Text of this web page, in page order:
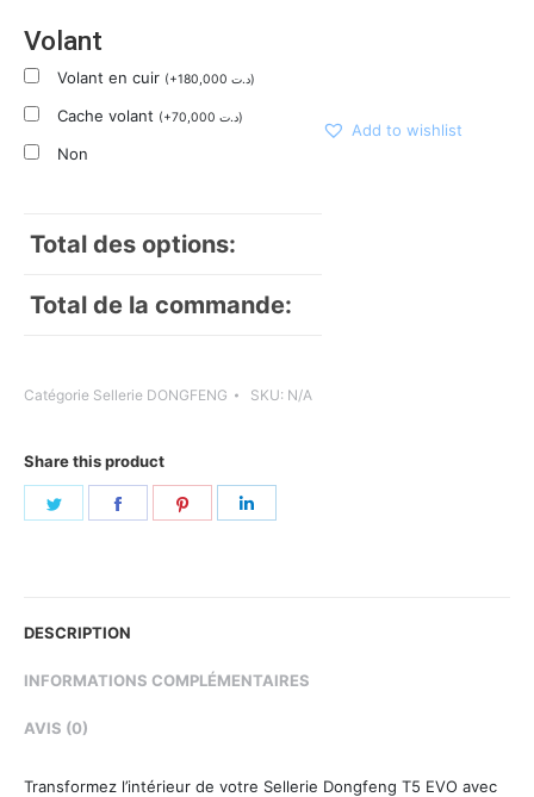
Volant
Volant en cuir (+180,000 د.ت)
Cache volant (+70,000 د.ت)
Non
Total des options:
Total de la commande:
Add to wishlist
Catégorie Sellerie DONGFENG SKU: N/A
Share this product
Share
Share
DESCRIPTION
INFORMATIONS COMPLÉMENTAIRES
AVIS (0)
Transformez l’intérieur de votre Sellerie Dongfeng T5 EVO avec